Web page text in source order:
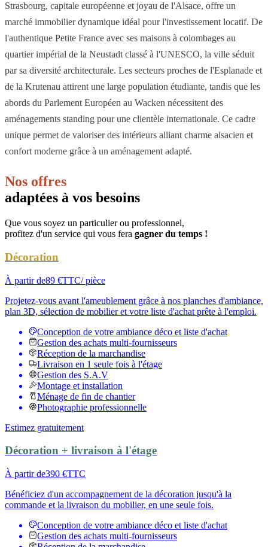
Strasbourg, capitale européenne et joyau de l'Alsace, offre un
marché immobilier dynamique idéal pour l'investissement locatif. De
l'authentique Petite France avec ses maisons à colombages au
quartier impérial de la Neustadt classé à l'UNESCO, la ville séduit
par sa diversité architecturale. Les secteurs proches de l'Esplanade et
de la Krutenau attirent une large population étudiante, tandis que les
abords du Parlement Européen au Wacken nécessitent des
aménagements standing pour une clientèle internationale. Ce cadre
unique permet de valoriser des intérieurs alliant charme alsacien et
confort moderne grâce à un aménagement adapté.
Nos offres
adaptées à vos besoins
Que vous soyez un particulier ou professionnel,
profitez d'un service qui vous fera gagner du temps !
Décoration
À partir de89 €TTC/ pièce
Projetez-vous avant l'ameublement grâce à nos planches d'ambiance,
plan 3D, sélection de mobilier et votre liste d'achat prête à l'emploi.
Conception de votre ambiance déco et liste d'achat
Gestion des achats multi-fournisseurs
Réception de la marchandise
Livraison en 1 seule fois à l'étage
Gestion des S.A.V
Montage et installation
Ménage de fin de chantier
Photographie professionnelle
Estimez gratuitement
Décoration + livraison à l'étage
À partir de390 €TTC
Bénéficiez d'un accompagnement de la décoration jusqu'à la
commande et la livraison du mobilier, en une seule fois.
Conception de votre ambiance déco et liste d'achat
Gestion des achats multi-fournisseurs